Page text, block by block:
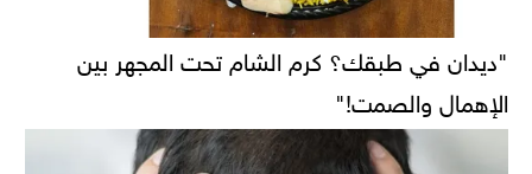
"ديدان في طبقك؟ كرم الشام تحت المجهر بين
الإهمال والصمت!"